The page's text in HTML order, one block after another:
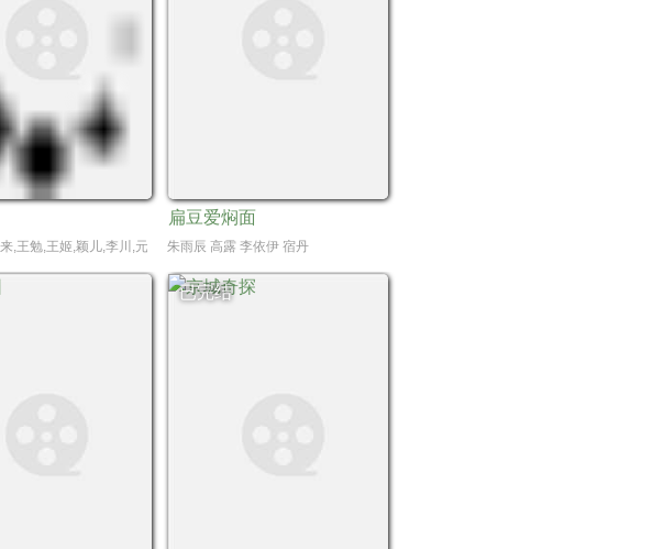
陶昕然,程莉莎,王丽坤,金莎,庞博,苏袀禾,满江,盛一伦,党涛,张雨剑,锦超,王润泽,杨凯淳,程宇峰,邵桐,博尔吉特,蒋
,王勉,王姬,颖儿,李川,元清,吴军,吴彦姝,林永健,范明,夏力薪
扁豆爱焖面
朱雨辰 高露 李依伊 宿丹
已完结